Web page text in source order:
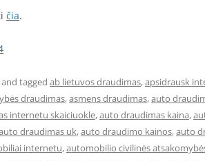
čia.
and tagged ab lietuvos draudimas,apsidrausk
draudimas,asmens draudimas,auto
internetu skaiciuokle,auto draudimas kaina,
draudimas uk,auto draudimo kainos,auto
internetu,automobilio civilinės